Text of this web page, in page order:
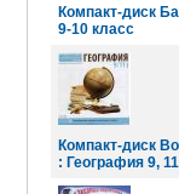
Компакт-диск
9-10 класс
Компакт-диск
: География 9,